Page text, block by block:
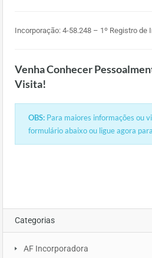
Incorporação: 4-58.248 – 1º Registro de
Venha Conhecer
Visita!
OBS: Para maiores informações ou
formulário abaixo ou ligue agora para
Categorias
AF Incorporadora